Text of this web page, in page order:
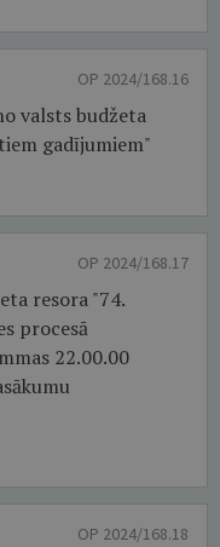
OP 2024/168.16
valsts budžeta
gadījumiem"
OP 2024/168.17
resora "74.
procesā
22.00.00
OP 2024/168.18